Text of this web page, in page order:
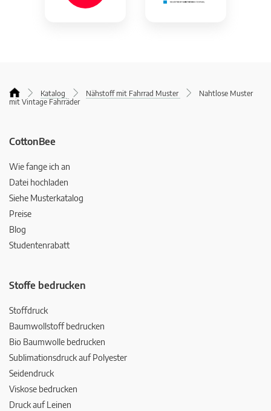
Katalog Nähstoff mit Fahrrad Muster
Nahtlose Muster
mit Vintage Fahrräder
CottonBee
Wie fange ich an
Datei hochladen
Siehe Musterkatalog
Preise
Blog
Studentenrabatt
Stoffe bedrucken
Stoffdruck
Baumwollstoff bedrucken
Bio Baumwolle bedrucken
Sublimationsdruck auf Polyester
Seidendruck
Viskose bedrucken
Druck auf Leinen